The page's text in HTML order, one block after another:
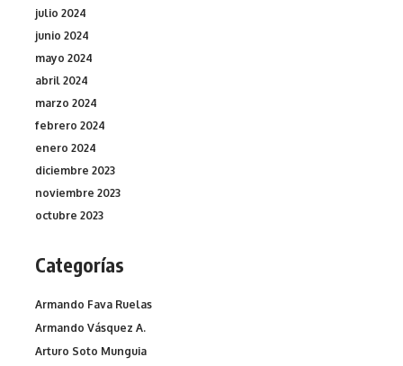
julio 2024
junio 2024
mayo 2024
abril 2024
marzo 2024
febrero 2024
enero 2024
diciembre 2023
noviembre 2023
octubre 2023
Categorías
Armando Fava Ruelas
Armando Vásquez A.
Arturo Soto Munguia